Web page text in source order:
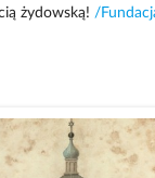
żydowską!/